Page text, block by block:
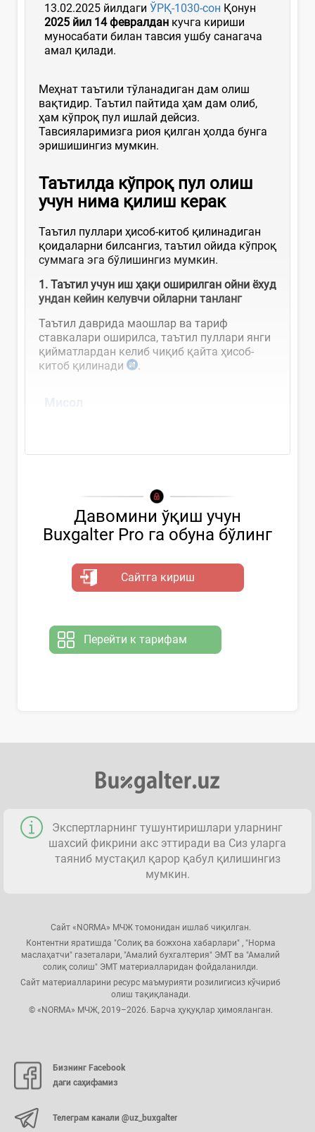
13.02.2025 йилдаги ЎРҚ-1030-сон Қонун
2025 йил 14 февралдан кучга кириши
муносабати билан тавсия ушбу санагача
амал қилади.
Меҳнат таътили тўланадиган дам олиш
вақтидир. Таътил пайтида ҳам дам олиб,
ҳам кўпроқ пул ишлай дейсиз.
Тавсияларимизга риоя қилган ҳолда бунга
эришишингиз мумкин.
Таътилда кўпроқ пул олиш
учун нима қилиш керак
Таътил пуллари ҳисоб-китоб қилинадиган
қоидаларни билсангиз, таътил ойида кўпроқ
суммага эга бўлишингиз мумкин.
1. Таътил учун иш ҳақи оширилган ойни ёхуд
ундан кейин келувчи ойларни танланг
Таътил даврида маошлар ва тариф
ставкалари оширилса, таътил пуллари янги
қийматлардан келиб чиқиб қайта ҳисоб-
китоб қилинади
.
Давомини ўқиш учун
Buxgalter Pro га обуна бўлинг
Сайтга кириш
Перейти к тарифам
Экспертларнинг тушунтиришлари уларнинг
шахсий фикрини акс эттиради ва Сиз уларга
таяниб мустақил қарор қабул қилишингиз
мумкин.
Сайт «NORMA» МЧЖ томонидан ишлаб чиқилган.
Контентни яратишда "Солиқ ва божхона хабарлари" , "Норма
маслаҳатчи" газеталари, "Амалий бухгалтерия" ЭМТ ва "Амалий
солиқ солиш" ЭМТ материалларидан фойдаланилди.
Сайт материалларини ресурс маъмурияти розилигисиз кўчириб
олиш тақиқланади.
© «NORMA» МЧЖ, 2019–2026. Барча ҳуқуқлар ҳимояланган.
Бизнинг Facebook
даги саҳифамиз
Телеграм канали @uz_buxgalter